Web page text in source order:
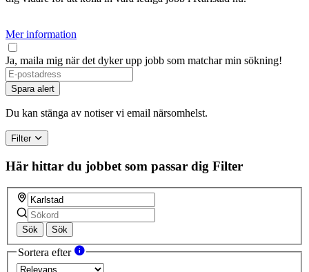
Mer information
Ja, maila mig när det dyker upp jobb som matchar min sökning!
Spara alert
Du kan stänga av notiser vi email närsomhelst.
Filter
Här hittar du jobbet som passar dig Filter
Sök Sök
Sortera efter